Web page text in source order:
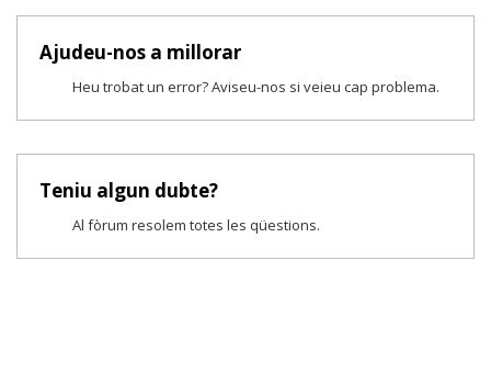
Ajudeu-nos a millorar
Heu trobat un error? Aviseu-nos si veieu cap problema.
Teniu algun dubte?
Al fòrum resolem totes les qüestions.